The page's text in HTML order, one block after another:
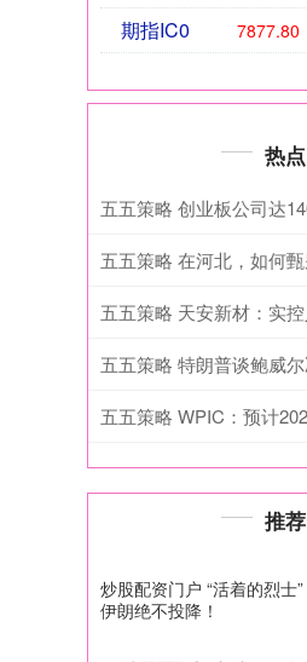
期指IC0 7877.80
热
五五策略 创业板公司达
推
炒股配资门户 “活着的烈士”
伊朗绝不投降！